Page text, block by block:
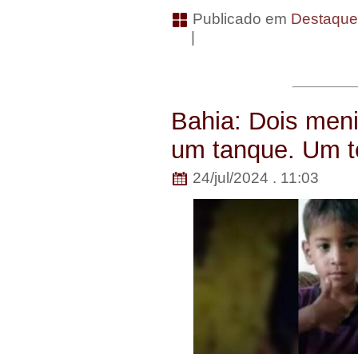
Publicado em
Bahia: Dois
um tanque. Um
24/jul/2024 . 11:03